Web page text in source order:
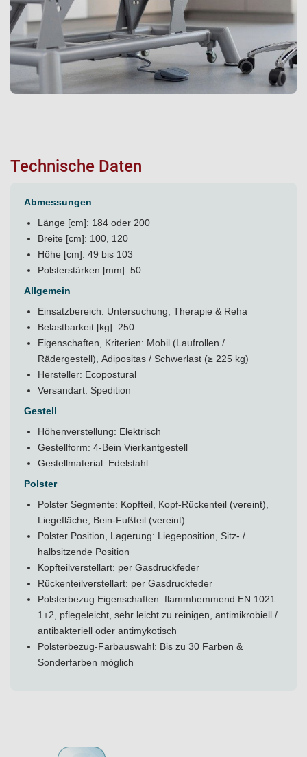
Technische Daten
Abmessungen
Länge [cm]: 184 oder 200
Breite [cm]: 100, 120
Höhe [cm]: 49 bis 103
Polsterstärken [mm]: 50
Allgemein
Einsatzbereich: Untersuchung, Therapie & Reha
Belastbarkeit [kg]: 250
Eigenschaften, Kriterien: Mobil (Laufrollen /
Rädergestell), Adipositas / Schwerlast (≥ 225 kg)
Hersteller: Ecopostural
Versandart: Spedition
Gestell
Höhenverstellung: Elektrisch
Gestellform: 4-Bein Vierkantgestell
Gestellmaterial: Edelstahl
Polster
Polster Segmente: Kopfteil, Kopf-Rückenteil (vereint),
Liegefläche, Bein-Fußteil (vereint)
Polster Position, Lagerung: Liegeposition, Sitz- /
halbsitzende Position
Kopfteilverstellart: per Gasdruckfeder
Rückenteilverstellart: per Gasdruckfeder
Polsterbezug Eigenschaften: flammhemmend EN 1021
1+2, pflegeleicht, sehr leicht zu reinigen, antimikrobiell /
antibakteriell oder antimykotisch
Polsterbezug-Farbauswahl: Bis zu 30 Farben &
Sonderfarben möglich